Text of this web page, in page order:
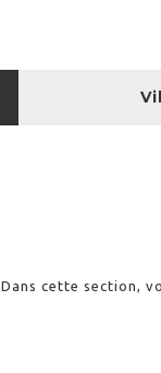
Dans cette section,